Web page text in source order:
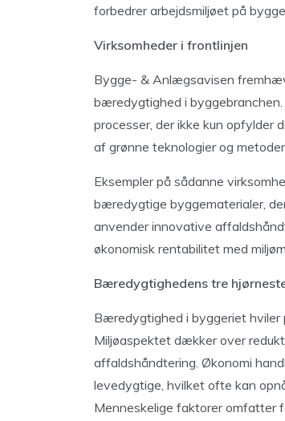
forbedrer arbejdsmiljøet på
Virksomheder i frontlinjen
Bygge- & Anlægsavisen
bæredygtighed i
processer, der ikke kun opfylder
af grønne teknologier og
Eksempler på sådanne
bæredygtige byggematerialer,
anvender innovative
økonomisk rentabilitet med
Bæredygtighedens tre
Bæredygtighed i byggeriet hviler
Miljøaspektet dækker over
affaldshåndtering. Økonomi
levedygtige, hvilket ofte kan
Menneskelige faktorer omfatter